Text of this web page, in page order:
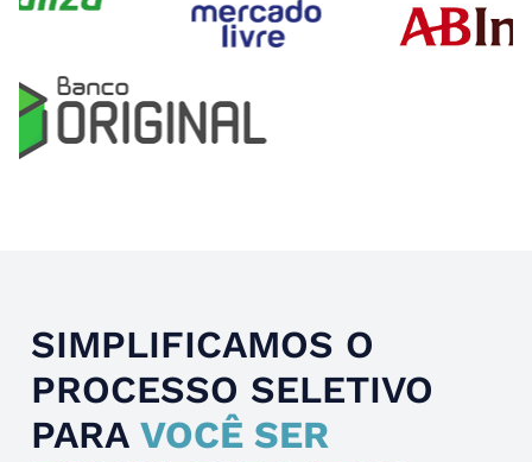
SIMPLIFICAMOS O
PROCESSO SELETIVO
PARA VOCÊ SER